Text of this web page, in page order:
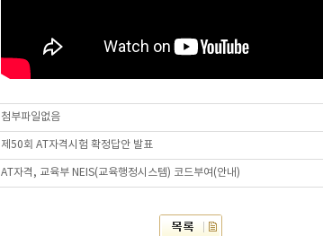
첨부파일없음
제50회 AT자격시험 확정답안 발표
AT자격, 교육부 NEIS(교육행정시스템) 코드부여(안내)